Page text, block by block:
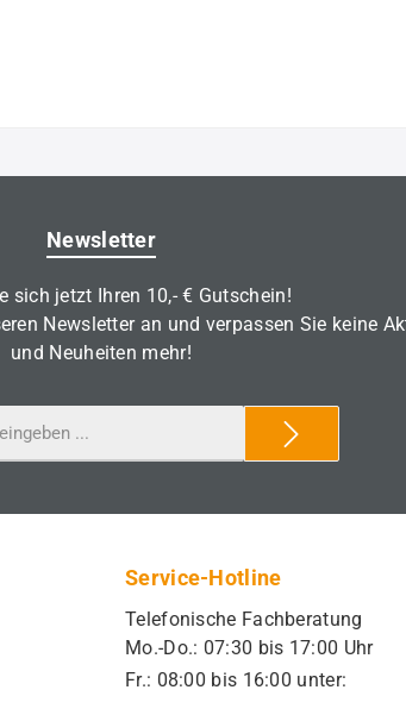
Newsletter
sich jetzt Ihren 10,- € Gutschein!
Newsletter an und verpassen Sie keine
und Neuheiten mehr!
Service-Hotline
Telefonische Fachberatung
Mo.-Do.: 07:30 bis 17:00 Uhr
Fr.: 08:00 bis 16:00 unter: